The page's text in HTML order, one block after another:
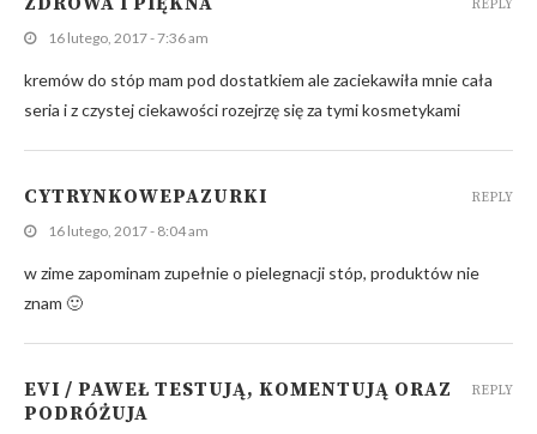
16 lutego, 2017 - 7:36 am
kremów do stóp mam pod dostatkiem ale zaciekawiła mnie cała
seria i z czystej ciekawości rozejrzę się za tymi kosmetykami
REPLY
CYTRYNKOWEPAZURKI
16 lutego, 2017 - 8:04 am
w zime zapominam zupełnie o pielegnacji stóp, produktów nie
znam 🙂
REPLY
EVI / PAWEŁ TESTUJĄ, KOMENTUJĄ ORAZ
PODRÓŻUJA
REPLY